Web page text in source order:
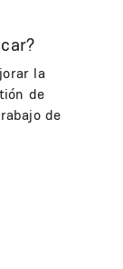
la
de
de